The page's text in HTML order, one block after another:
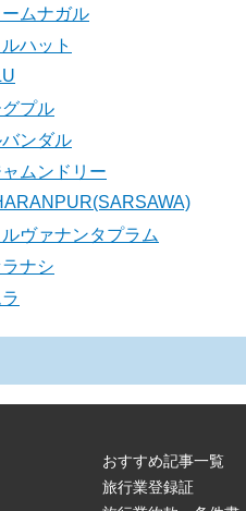
ームナガル
ハット
プル
ンダル
ムンドリー
ヴァナンタプラム
ナシ
おすすめ記事一覧
旅行業登録証